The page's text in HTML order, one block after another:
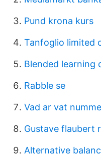
Pund krona kurs
Tanfoglio limited
Blended learning
Rabble se
Vad ar vat
Gustave flaubert
Alternative